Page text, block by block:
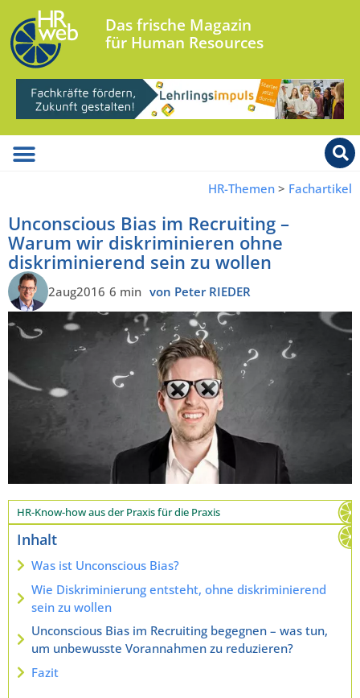
Das frische Magazin
für Human Resources
HR-Themen > Fachartikel
Unconscious Bias im Recruiting –
Warum wir diskriminieren ohne
diskriminierend sein zu wollen
2aug2016 6 min von Peter RIEDER
HR-Know-how aus der Praxis für die Praxis
Inhalt
Was ist Unconscious Bias?
Wie Diskriminierung entsteht, ohne diskriminierend
sein zu wollen
Unconscious Bias im Recruiting begegnen – was tun,
um unbewusste Vorannahmen zu reduzieren?
Fazit